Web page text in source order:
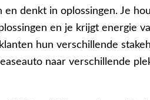
en denkt in oplossingen. Je
en je krijgt energie
hun verschillende
naar verschillende